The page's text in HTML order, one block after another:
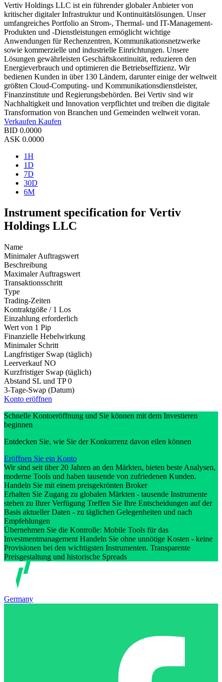
Vertiv Holdings LLC ist ein führender globaler Anbieter von
kritischer digitaler Infrastruktur und Kontinuitätslösungen. Unser
umfangreiches Portfolio an Strom-, Thermal- und IT-Management-
Produkten und -Dienstleistungen ermöglicht wichtige
Anwendungen für Rechenzentren, Kommunikationsnetzwerke
sowie kommerzielle und industrielle Einrichtungen. Unsere
Lösungen gewährleisten Geschäftskontinuität, reduzieren den
Energieverbrauch und optimieren die Betriebseffizienz. Wir
bedienen Kunden in über 130 Ländern, darunter einige der weltweit
größten Cloud-Computing- und Kommunikationsdienstleister,
Finanzinstitute und Regierungsbehörden. Bei Vertiv sind wir
Nachhaltigkeit und Innovation verpflichtet und treiben die digitale
Transformation von Branchen und Gemeinden weltweit voran.
Verkaufen Kaufen
BID 0.0000
ASK 0.0000
1H
1D
7D
30D
6M
Instrument specification for Vertiv
Holdings LLC
Name
Minimaler Auftragswert
Beschreibung
Maximaler Auftragswert
Transaktionsschritt
Type
Trading-Zeiten
Kontraktgöße / 1 Los
Einzahlung erforderlich
Wert von 1 Pip
Finanzielle Hebelwirkung
Minimaler Schritt
Langfristiger Swap (täglich)
Leerverkauf NO
Kurzfristiger Swap (täglich)
Abstand SL und TP 0
3-Tage-Swap (Datum)
Konto eröffnen
Schnelle Kontoeröffnung und Sie können mit dem Investieren
beginnen
Entdecken Sie, wie Sie der Konkurrenz davon eilen können
Eröffnen Sie ein Konto
Wir sind seit über 20 Jahren an den Märkten, bieten beste Analysen,
moderne Tools und haben tausende von zufriedenen Kunden.
Handeln Sie mit einem preisgekrönten Broker
Erhalten Sie Zugang zu globalen Märkten - tausende Instrumente
stehen zu Ihrer Verfügung Treffen Sie Ihre Entscheidungen auf der
Basis aktueller Daten - zu täglichen Gelegenheiten und nach
Empfehlungen
Übernehmen Sie die Kontrolle: Mobile Tools für das
Investmentmanagement Handeln Sie ohne unnötige Kosten - keine
Provisionen bei den wichtigsten Instrumenten. Transparente
Preisgestaltung und historische Spreads
Germany